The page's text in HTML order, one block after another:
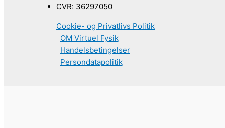
CVR: 36297050
Cookie- og Privatlivs Politik
OM Virtuel Fysik
Handelsbetingelser
Persondatapolitik